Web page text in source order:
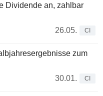
Dividende an, zahlbar
26.05.
CI
zum
30.01.
CI